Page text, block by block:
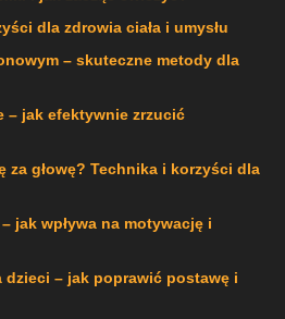
dla zdrowia ciała i umysłu
– skuteczne metody dla
– jak efektywnie zrzucić
za głowę? Technika i korzyści dla
jak wpływa na motywację i
– jak poprawić postawę i